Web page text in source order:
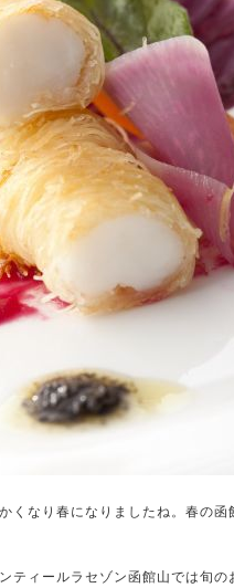
くなり春になりましたね。春の
ティールラセゾン函館山では旬